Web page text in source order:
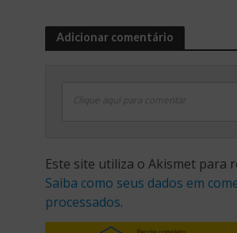
Adicionar comentário
Clique aqui para comentar
Este site utiliza o Akismet para
Saiba como seus dados em
processados.